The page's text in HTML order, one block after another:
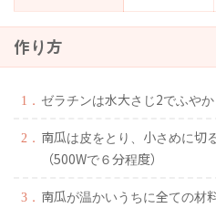
作り方
ゼラチンは水大さじ2でふやか
南瓜は皮をとり、小さめに切
（500Wで６分程度）
南瓜が温かいうちに全ての材